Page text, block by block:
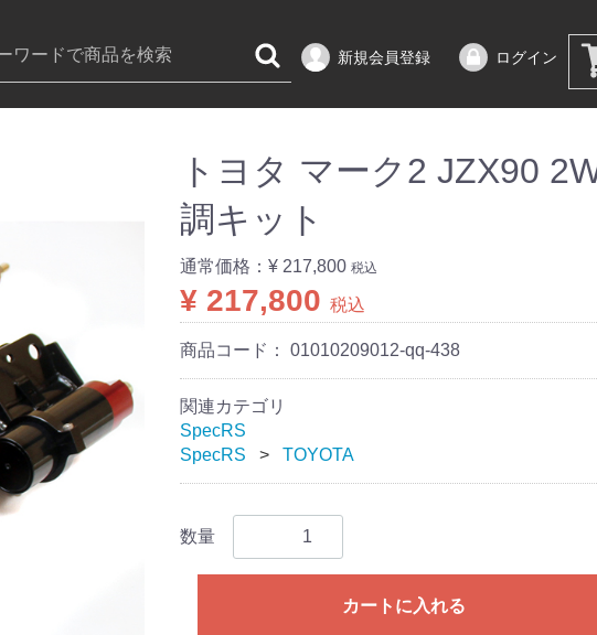
新規会員登録 ログイン
トヨタ マーク2 JZX90
調キット
通常価格： ¥ 217,800 税込
¥ 217,800 税込
商品コード： 01010209012-qq-438
関連カテゴリ
SpecRS
SpecRS
TOYOTA
数量
カートに入れる